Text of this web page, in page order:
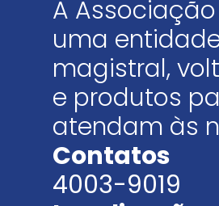
A
uma
magistral,
e produtos
atendam às
Contatos
4003-9019